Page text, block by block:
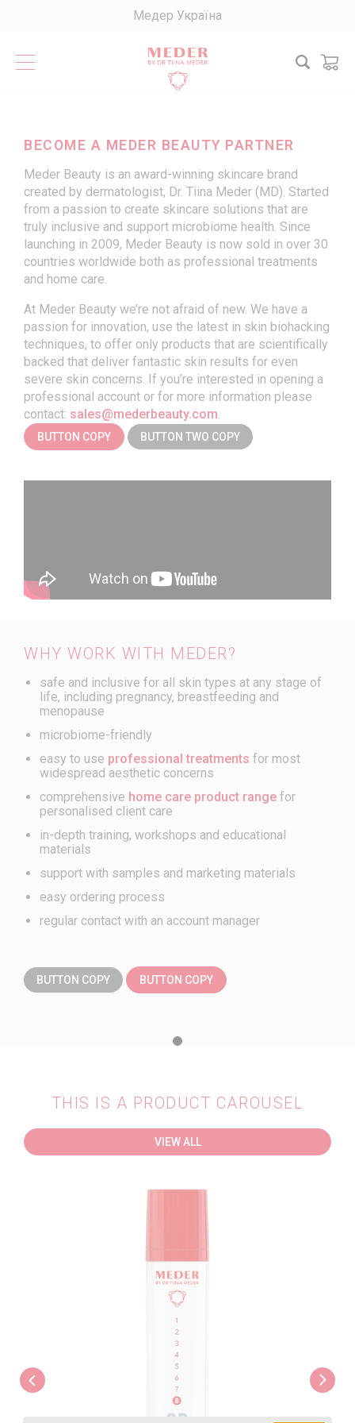
Медер Україна
МАГАЗИН
ВСІ ПРОДУКТИ
ОЧИЩЕННЯ
ЕКСФОЛІАЦІЯ
АНТИОКСИДАНТНІ СИРОВАТКИ
СИРОВАТКИ ДЛЯ АКТИВНОГО ДОГЛЯДУ
ТКАНИННІ МАСКИ
ДОГЛЯД ЗА ШКІРОЮ НАВКОЛО ОЧЕЙ
ДОГЛЯД ЗА ТІЛОМ
РУТИННИЙ ДОГЛЯД
-20%! БАЗОВИЙ ДОГЛЯД ПРИ ПІГМЕНТАЦІЇ
ДОГЛЯД ЗА ЖИРНОЮ ШКІРОЮ
ДОГЛЯД ЗА СУХОЮ ТА ЧУТЛИВОЮ ШКІРОЮ
ДОГЛЯД ЗА ШКІРОЮ З МІМІЧНИМИ ЗМОРШКАМИ
ДОГЛЯД ЗА ШКІРОЮ З ПОЧЕРВОНІННЯМ
ДОГЛЯД ЗА ЗРІЛОЮ ШКІРОЮ
ДОГЛЯД ЗА НАБРЯКЛИМ ОБЛИЧЧЯМ
ПЕРЕМОЖЦІ
НОВИЙ ПРОЕКТ НА YOUTUBE
ПІДБІР ДОГЛЯДУ
РУТИНИ MEDER
ПРО НАС
ПРОФЕСІЙНИЙ ДОГЛЯД
НАШІ ПАРТНЕРИ
БЛОГ
ПОШИРЕНІ ЗАПИТАННЯ
КОНТАКТИ
Search
LOGIN
BECOME A MEDER BEAUTY PARTNER
Meder Beauty is an award-winning skincare brand
created by dermatologist, Dr. Tiina Meder (MD). Started
from a passion to create skincare solutions that are
truly inclusive and support microbiome health. Since
launching in 2009, Meder Beauty is now sold in over 30
countries worldwide both as professional treatments
and home care.
At Meder Beauty we’re not afraid of new. We have a
passion for innovation, use the latest in skin biohacking
techniques, to offer only products that are scientifically
backed that deliver fantastic skin results for even
severe skin concerns. If you’re interested in opening a
professional account or for more information please
contact: sales@mederbeauty.com.
BUTTON COPY BUTTON TWO COPY
WHY WORK WITH MEDER?
safe and inclusive for all skin types at any stage of
life, including pregnancy, breastfeeding and
menopause
microbiome-friendly
easy to use professional treatments for most
widespread aesthetic concerns
comprehensive home care product range for
personalised client care
in-depth training, workshops and educational
materials
support with samples and marketing materials
easy ordering process
regular contact with an account manager
BUTTON COPY BUTTON COPY
THIS IS A PRODUCT CAROUSEL
VIEW ALL